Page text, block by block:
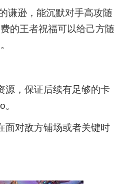
谦逊，能沉默对手高攻随
费的王者祝福可以给己方随
源，保证后续有足够的卡
面对敌方铺场或者关键时